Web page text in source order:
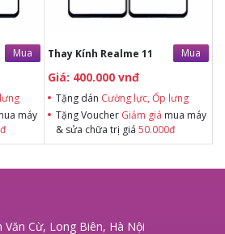
Mua
máy
Thay Kính Realme 11 Mua
Giá: 400.000 vnđ
Tặng dán Cường lực, Ốp lưng
Tặng Voucher Giảm giá mua máy
& sửa chữa trị giá 50.000đ
Văn Cừ, Long Biên, Hà Nội